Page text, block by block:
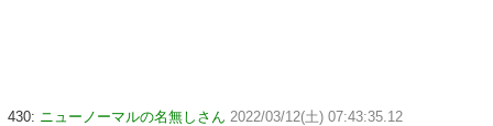
430: ニューノーマルの名無しさん 2022/03/12(土) 07:43:35.12